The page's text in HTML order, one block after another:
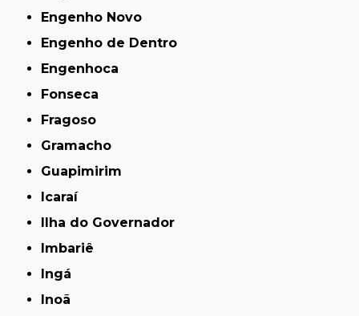
Engenho Novo
Engenho de Dentro
Engenhoca
Fonseca
Fragoso
Gramacho
Guapimirim
Icaraí
Ilha do Governador
Imbariê
Ingá
Inoã